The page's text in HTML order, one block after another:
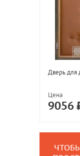
Дверь
Цена
9056